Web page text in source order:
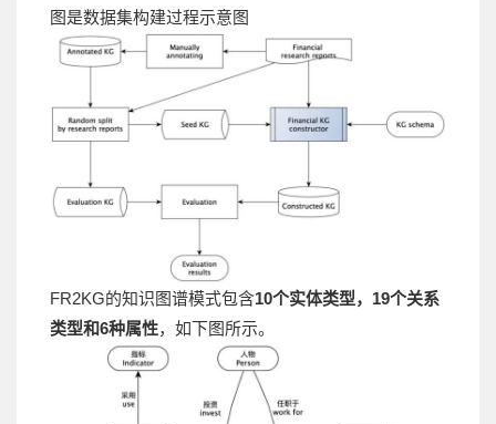
图是数据集构建过程示意图
FR2KG的知识图谱模式包含10个实体类型，19个关系
类型和6种属性，如下图所示。